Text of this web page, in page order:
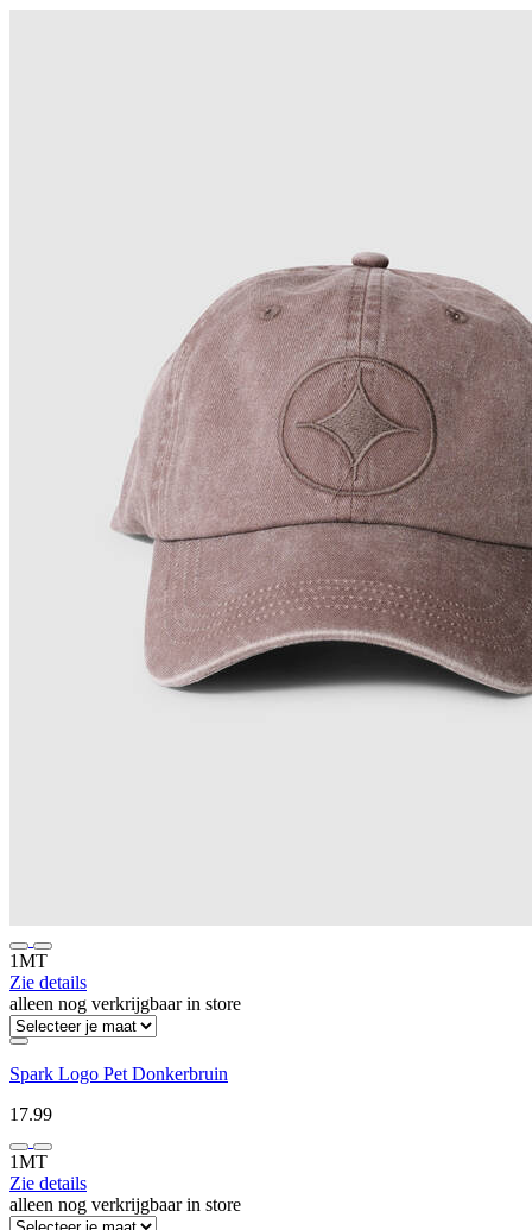
1MT
Zie details
alleen nog verkrijgbaar in store
Spark Logo Pet Donkerbruin
17.99
1MT
Zie details
alleen nog verkrijgbaar in store